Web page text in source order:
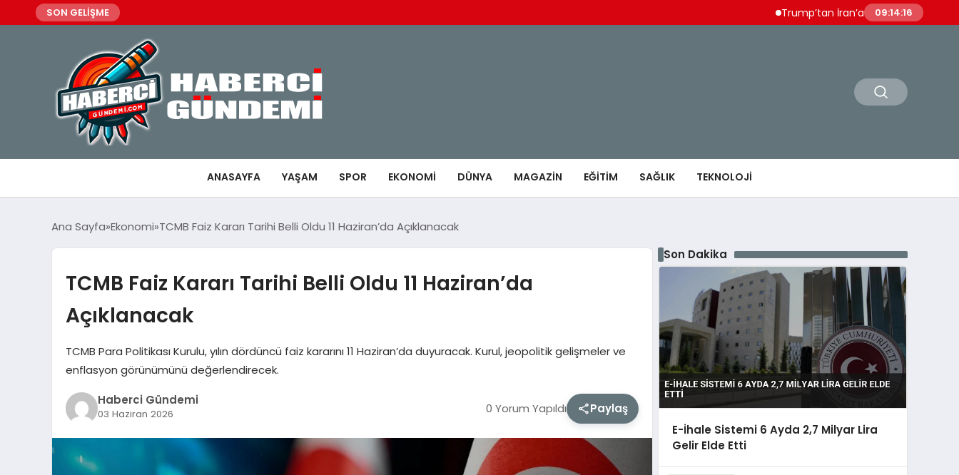
SON GELİŞME Trump’tan İran’a Ağır Tehdit “Çok Ağır
09:14:17
ANASAYFA YAŞAM SPOR EKONOMI DÜNYA MAGAZIN EĞITIM SAĞLIK TEKNOLOJI
Ana Sayfa Ekonomi TCMB Faiz Kararı Tarihi Belli Oldu 11 Haziran’da Açıklanacak
TCMB Faiz Kararı Tarihi Belli Oldu 11 Haziran’da
Açıklanacak
TCMB Para Politikası Kurulu, yılın dördüncü faiz kararını 11 Haziran’da duyuracak. Kurul, jeopolitik gelişmeler ve
enflasyon görünümünü değerlendirecek.
Haberci Gündemi
03 Haziran 2026 0 Yorum Yapıldı Paylaş
Son Dakika
E-İhale Sistemi 6 Ayda 2,7 Milyar Lira
Gelir Elde Etti